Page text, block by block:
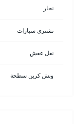
نجار
نشتري سيارات
نقل عفش
ونش كرين سطحة